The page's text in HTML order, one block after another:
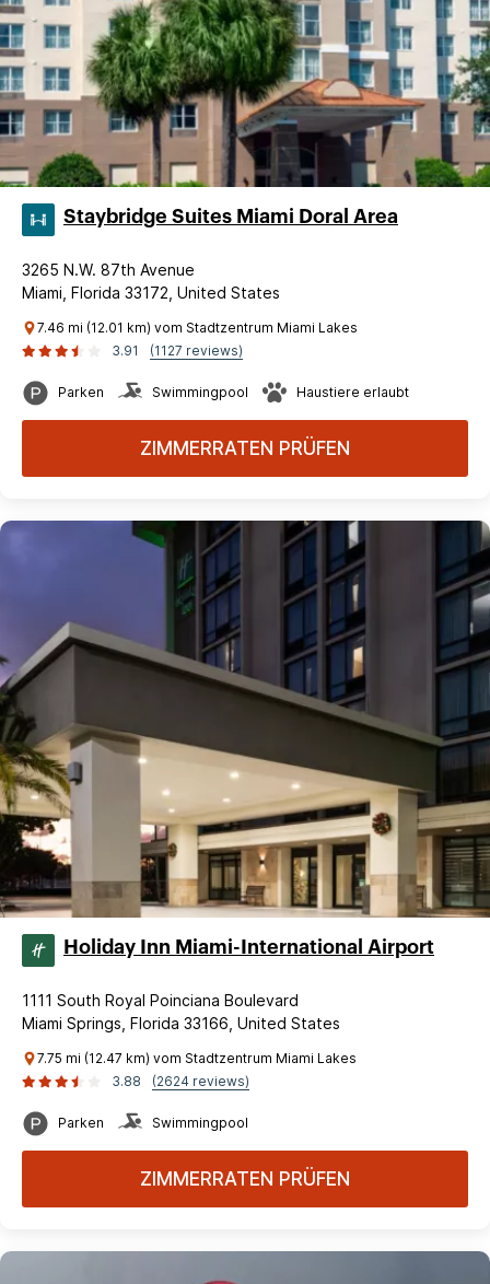
Staybridge Suites Miami Doral Area
3265 N.W. 87th Avenue
Miami, Florida 33172, United States
7.46 mi (12.01 km) vom Stadtzentrum Miami Lakes
3.91
(1127 reviews)
Parken Swimmingpool Haustiere erlaubt
ZIMMERRATEN PRÜFEN
Holiday Inn Miami-International Airport
1111 South Royal Poinciana Boulevard
Miami Springs, Florida 33166, United States
7.75 mi (12.47 km) vom Stadtzentrum Miami Lakes
3.88
(2624 reviews)
Parken Swimmingpool
ZIMMERRATEN PRÜFEN